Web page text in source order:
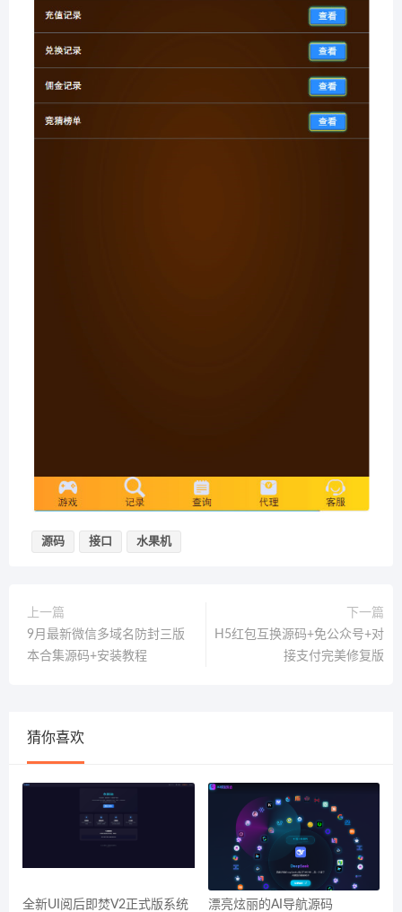
源码 接口 水果机
上一篇
9月最新微信多域名防封三版
本合集源码+安装教程
下一篇
H5红包互换源码+免公众号+对
接支付完美修复版
猜你喜欢
全新UI阅后即焚V2正式版系统
漂亮炫丽的AI导航源码